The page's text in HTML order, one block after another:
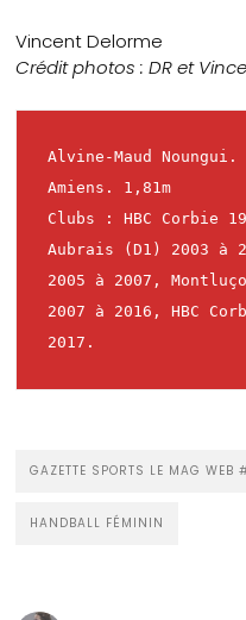
Vincent Delorme
Crédit photos : DR et
Alvine-Maud
Amiens. 1,81m
Clubs : HBC Corbie
Aubrais (D1) 2003 à
2005 à 2007,
2007 à 2016, HBC
2017.
GAZETTE SPORTS LE MAG WEB
HANDBALL FÉMININ